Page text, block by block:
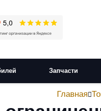
Запчасти
Главная